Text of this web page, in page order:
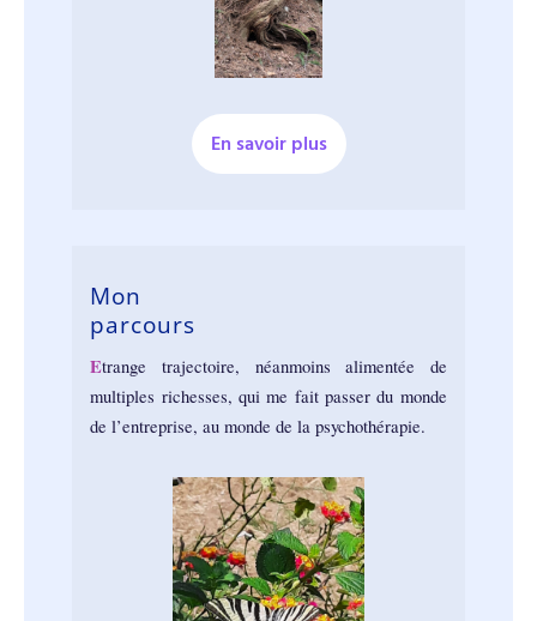
En savoir plus
Mon
parcours
Etrange trajectoire, néanmoins alimentée de
multiples richesses, qui me fait passer du monde
de l’entreprise, au monde de la psychothérapie.